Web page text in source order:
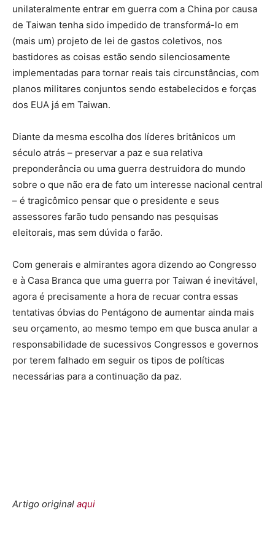
unilateralmente entrar em guerra com a China por causa
de Taiwan tenha sido impedido de transformá-lo em
(mais um) projeto de lei de gastos coletivos, nos
bastidores as coisas estão sendo silenciosamente
implementadas para tornar reais tais circunstâncias, com
planos militares conjuntos sendo estabelecidos e forças
dos EUA já em Taiwan.
Diante da mesma escolha dos líderes britânicos um
século atrás – preservar a paz e sua relativa
preponderância ou uma guerra destruidora do mundo
sobre o que não era de fato um interesse nacional central
– é tragicômico pensar que o presidente e seus
assessores farão tudo pensando nas pesquisas
eleitorais, mas sem dúvida o farão.
Com generais e almirantes agora dizendo ao Congresso
e à Casa Branca que uma guerra por Taiwan é inevitável,
agora é precisamente a hora de recuar contra essas
tentativas óbvias do Pentágono de aumentar ainda mais
seu orçamento, ao mesmo tempo em que busca anular a
responsabilidade de sucessivos Congressos e governos
por terem falhado em seguir os tipos de políticas
necessárias para a continuação da paz.
Artigo original aqui